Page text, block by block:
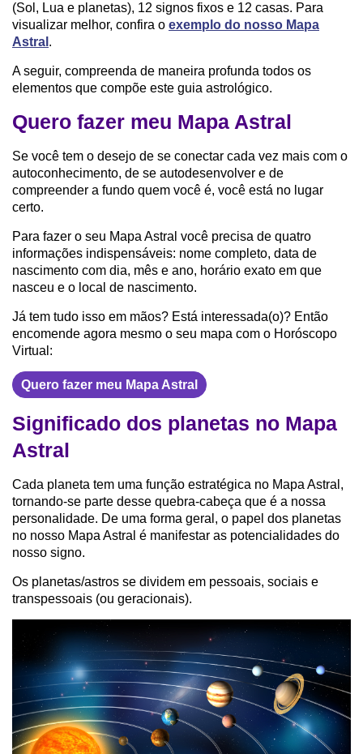
(Sol, Lua e planetas), 12 signos fixos e 12 casas. Para
visualizar melhor, confira o exemplo do nosso Mapa
Astral .
A seguir, compreenda de maneira profunda todos os
elementos que compõe este guia astrológico.
Quero fazer meu Mapa Astral
Se você tem o desejo de se conectar cada vez mais com o
autoconhecimento, de se autodesenvolver e de
compreender a fundo quem você é, você está no lugar
certo.
Para fazer o seu Mapa Astral você precisa de quatro
informações indispensáveis: nome completo, data de
nascimento com dia, mês e ano, horário exato em que
nasceu e o local de nascimento.
Já tem tudo isso em mãos? Está interessada(o)? Então
encomende agora mesmo o seu mapa com o Horóscopo
Virtual:
Quero fazer meu Mapa Astral
Significado dos planetas no Mapa
Astral
Cada planeta tem uma função estratégica no Mapa Astral,
tornando-se parte desse quebra-cabeça que é a nossa
personalidade. De uma forma geral, o papel dos planetas
no nosso Mapa Astral é manifestar as potencialidades do
nosso signo.
Os planetas/astros se dividem em pessoais, sociais e
transpessoais (ou geracionais).